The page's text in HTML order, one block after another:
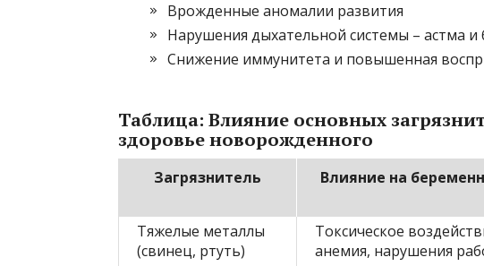
Врожденные аномалии развития
Нарушения дыхательной системы – астма и
Снижение иммунитета и повышенная
Таблица: Влияние основных
здоровье новорожденного
Загрязнитель Влияние на
Тяжелые металлы
(свинец, ртуть)
Токсическое
анемия, нарушения